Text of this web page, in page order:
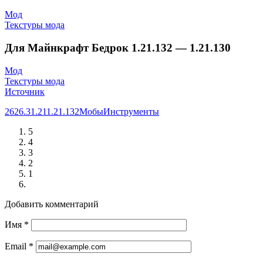
Мод
Текстуры мода
Для Майнкрафт Бедрок 1.21.132 — 1.21.130
Мод
Текстуры мода
Источник
2626.31.211.21.132МобыИнструменты
5
4
3
2
1
Добавить комментарий
Имя *
Email *